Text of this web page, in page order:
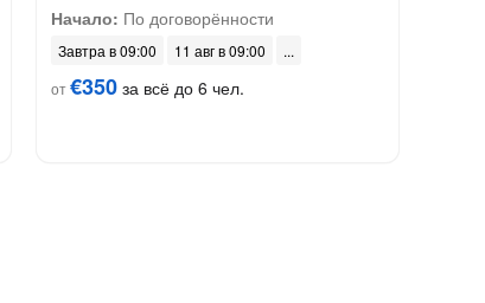
Начало: По договорённости
Завтра в 09:00
11 авг в 09:00
от€350 за всё до 6 чел.